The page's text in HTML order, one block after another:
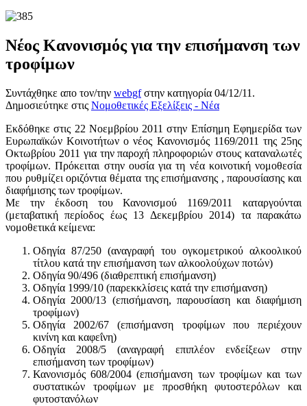
Νέος Κανονισμός για την επισήμανση των
τροφίμων
Συντάχθηκε απο τον/την webgfστην κατηγορία 04/12/11 .
Δημοσιεύτηκε στις Νομοθετικές Εξελίξεις - Νέα
Εκδόθηκε στις 22 Νοεμβρίου 2011 στην Επίσημη Εφημερίδα των
Ευρωπαϊκών Κοινοτήτων ο νέος Κανονισμός 1169/2011 της 25ης
Οκτωβρίου 2011 για την παροχή πληροφοριών στους καταναλωτές
τροφίμων. Πρόκειται στην ουσία για τη νέα κοινοτική νομοθεσία
που ρυθμίζει οριζόντια θέματα της επισήμανσης , παρουσίασης και
διαφήμισης των τροφίμων.
Με την έκδοση του Κανονισμού 1169/2011 καταργούνται
(μεταβατική περίοδος έως 13 Δεκεμβρίου 2014) τα παρακάτω
νομοθετικά κείμενα:
Οδηγία 87/250 (αναγραφή του ογκομετρικού αλκοολικού
τίτλου κατά την επισήμανση των αλκοολούχων ποτών)
Οδηγία 90/496 (διαθρεπτική επισήμανση)
Οδηγία 1999/10 (παρεκκλίσεις κατά την επισήμανση)
Οδηγία 2000/13 (επισήμανση, παρουσίαση και διαφήμιση
τροφίμων)
Οδηγία 2002/67 (επισήμανση τροφίμων που περιέχουν
κινίνη και καφεΐνη)
Οδηγία 2008/5 (αναγραφή επιπλέον ενδείξεων στην
επισήμανση των τροφίμων)
Κανονισμός 608/2004 (επισήμανση των τροφίμων και των
συστατικών τροφίμων με προσθήκη φυτοστερόλων και
φυτοστανόλων